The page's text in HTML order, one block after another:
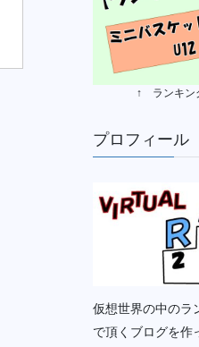
↑ ランキン
プロフィール
仮想世界の中のラ
で頂くブログを作